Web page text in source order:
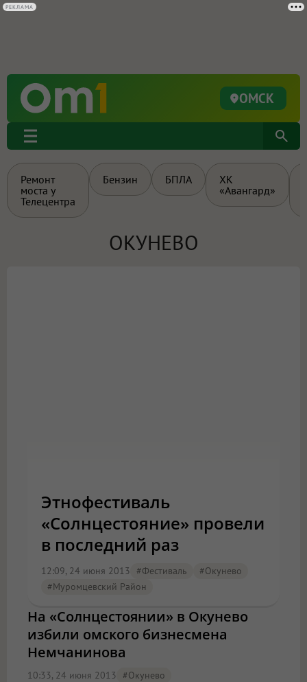
ОМСК
Ремонт
моста у
Телецентра
Бензин БПЛА
ХК
«Авангард»
ОКУНЕВО
Этнофестиваль
«Солнцестояние» провели
в последний раз
12:09, 24 июня 2013 #фестиваль
#Окунево
#Муромцевский Район
На «Солнцестоянии» в Окунево
избили омского бизнесмена
Немчанинова
10:33, 24 июня 2013 #Окунево
РЕКЛАМА